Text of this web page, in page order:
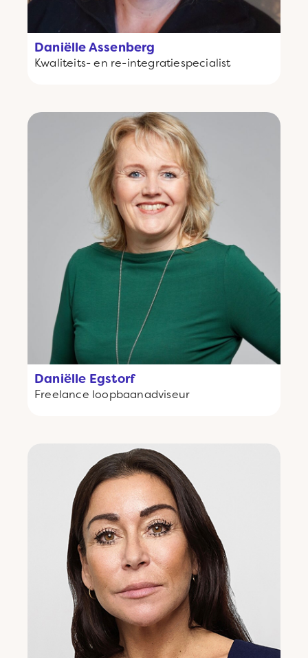
Daniëlle Assenberg
Kwaliteits- en re-integratiespecialist
Daniëlle Egstorf
Freelance loopbaanadviseur